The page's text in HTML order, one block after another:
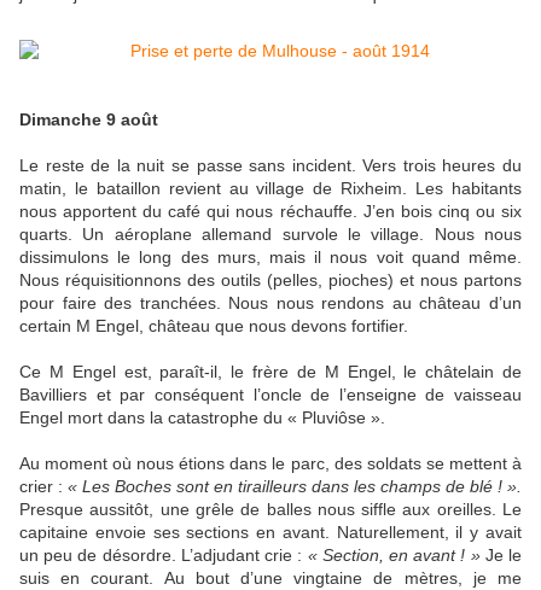
Dimanche 9 août
Le reste de la nuit se passe sans incident. Vers trois heures du
matin, le bataillon revient au village de Rixheim. Les habitants
nous apportent du café qui nous réchauffe. J’en bois cinq ou six
quarts. Un aéroplane allemand survole le village. Nous nous
dissimulons le long des murs, mais il nous voit quand même.
Nous réquisitionnons des outils (pelles, pioches) et nous partons
pour faire des tranchées. Nous nous rendons au château d’un
certain M Engel, château que nous devons fortifier.
Ce M Engel est, paraît-il, le frère de M Engel, le châtelain de
Bavilliers et par conséquent l’oncle de l’enseigne de vaisseau
Engel mort dans la catastrophe du « Pluviôse ».
Au moment où nous étions dans le parc, des soldats se mettent à
crier : « Les Boches sont en tirailleurs dans les champs de blé ! ».
Presque aussitôt, une grêle de balles nous siffle aux oreilles. Le
capitaine envoie ses sections en avant. Naturellement, il y avait
un peu de désordre. L’adjudant crie : « Section, en avant ! »Je le
suis en courant. Au bout d’une vingtaine de mètres, je me